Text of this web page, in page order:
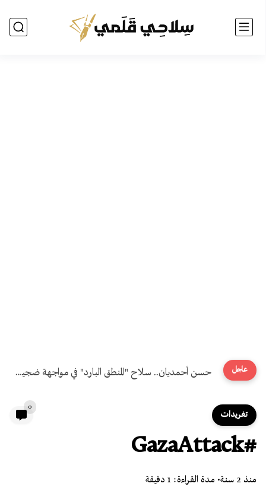
عاجل حسن أحمديان.. سلاح "المنطق البارد" في مواجهة ضجيج الشاشات
تغريدات
0
#GazaAttack
منذ 2 سنة • مدة القراءة: 1 دقيقة